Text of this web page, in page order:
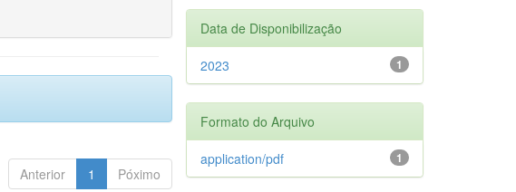
Anterior 1 Póximo
Data de Disponibilização
1
2023
Formato do Arquivo
1
application/pdf